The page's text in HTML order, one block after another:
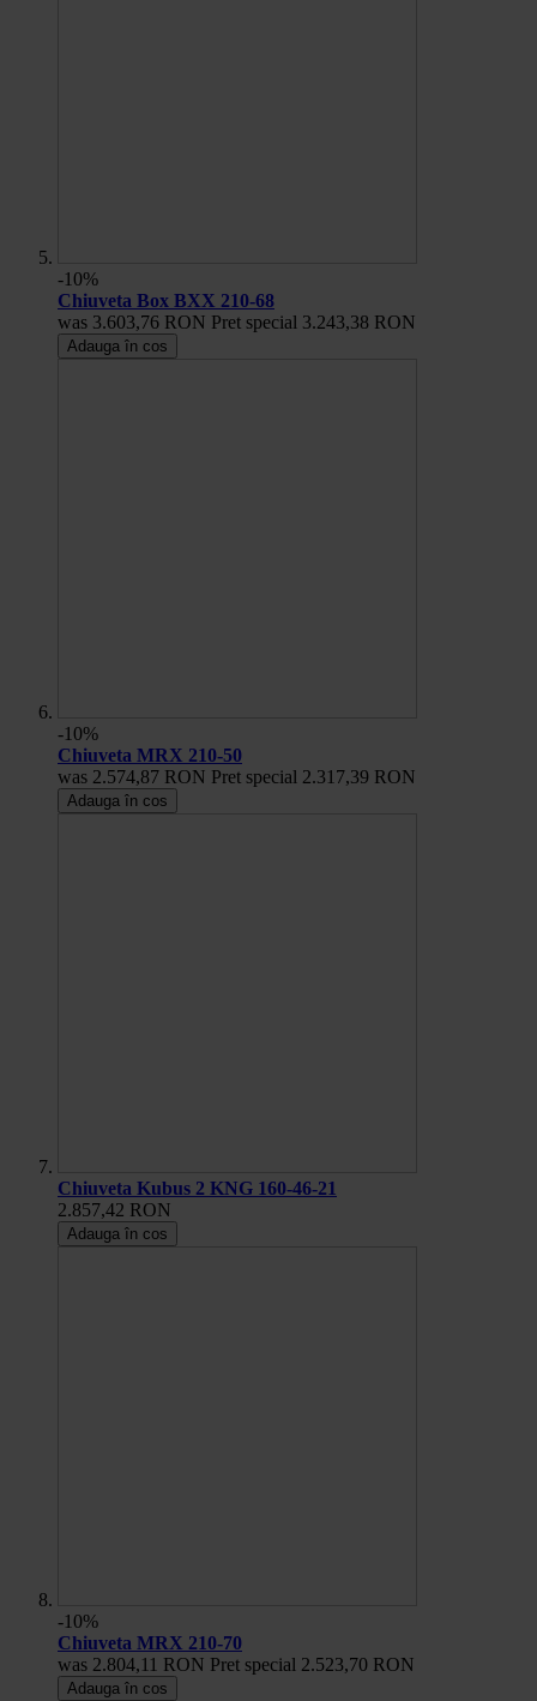
-10%
Chiuveta Box BXX 210-68
was 3.603,76 RON Pret special 3.243,38 RON
Adauga în cos
-10%
Chiuveta MRX 210-50
was 2.574,87 RON Pret special 2.317,39 RON
Adauga în cos
Chiuveta Kubus 2 KNG 160-46-21
2.857,42 RON
Adauga în cos
-10%
Chiuveta MRX 210-70
was 2.804,11 RON Pret special 2.523,70 RON
Adauga în cos